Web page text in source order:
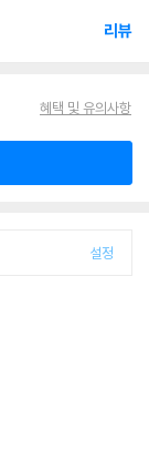
리뷰
혜택 및 유의사항
설정